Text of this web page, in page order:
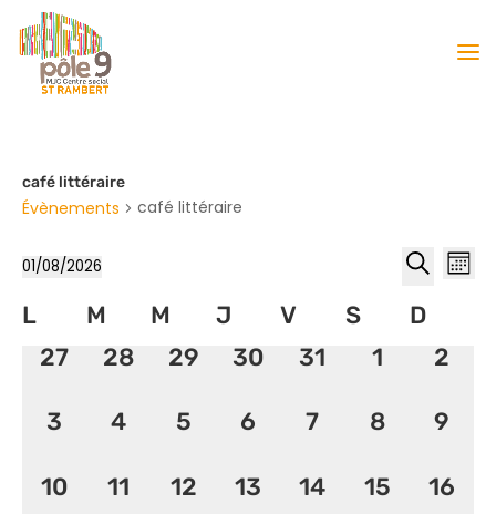
café littéraire
Évènements café littéraire
vues
de
Mois
01/08/2026
une
Calendrier
de
Évènements
L M M J V S
D
0
27
0
28
0
29
0
30
0
31
0
1
0
2
0
3
0
4
0
5
0
6
0
7
0
8
0
9
0
10
0
11
0
12
0
13
0
14
0
15
0
16